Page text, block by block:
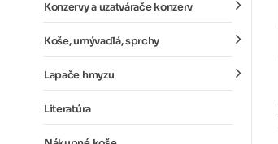
Konzervy a uzatvárače konzerv
Koše, umývadlá, sprchy
Lapače hmyzu
Literatúra